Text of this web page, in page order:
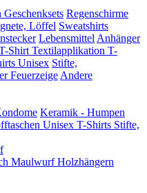
Geschenksets Regenschirme
Löffel Sweatshirts
Lebensmittel Anhänger
Shirt Textilapplikation T-
Unisex Stifte,
Feuerzeige Andere
Keramik - Humpen
Unisex T-Shirts Stifte,
MaulwurfHolzhängern